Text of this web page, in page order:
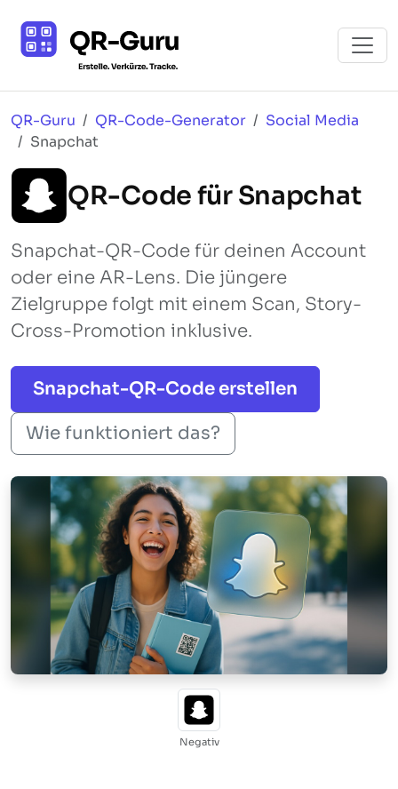
QR-Guru QR-Code-Generator
Social Media
Snapchat
QR-Code für Snapchat
Snapchat-QR-Code für deinen Account
oder eine AR-Lens. Die jüngere
Zielgruppe folgt mit einem Scan, Story-
Cross-Promotion inklusive.
Snapchat-QR-Code erstellen
Wie funktioniert das?
Negativ